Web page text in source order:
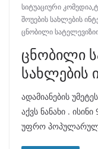
სიტუაციური კომედია,
შოუების სახლების
ცნობილი
ცნობილი
სახლების
ადამიანების
აქვს ნანახი .
უფრო